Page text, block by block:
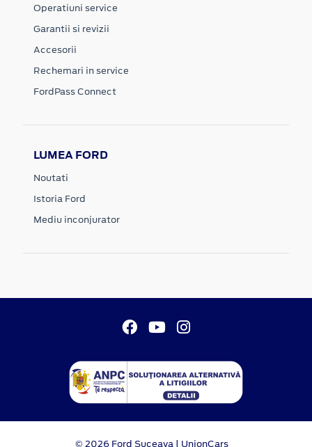
Operatiuni service
Garantii si revizii
Accesorii
Rechemari in service
FordPass Connect
LUMEA FORD
Noutati
Istoria Ford
Mediu inconjurator
© 2026 Ford Suceava | UnionCars